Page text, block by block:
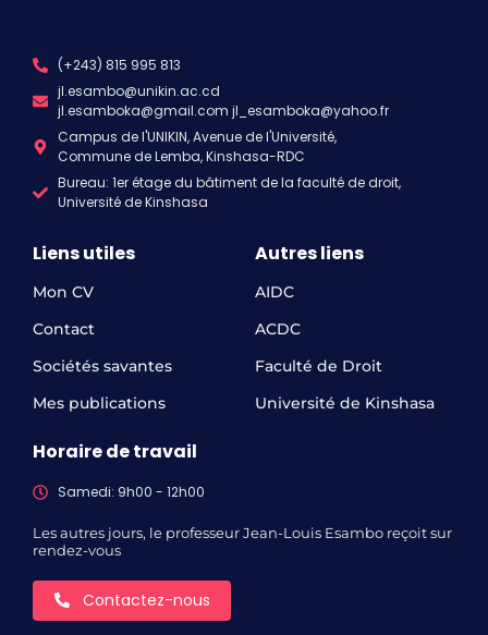
(+243) 815 995 813
jl.esambo@unikin.ac.cd
jl.esamboka@gmail.com jl_esamboka@yahoo.fr
Campus de l'UNIKIN, Avenue de l'Université,
Commune de Lemba, Kinshasa-RDC
Bureau: 1er étage du bâtiment de la faculté de droit,
Université de Kinshasa
Liens utiles
Mon CV
Contact
Sociétés savantes
Mes publications
Autres liens
AIDC
ACDC
Faculté de Droit
Université de Kinshasa
Horaire de travail
Samedi: 9h00 - 12h00
Les autres jours, le professeur Jean-Louis Esambo reçoit sur
rendez-vous
Contactez-nous